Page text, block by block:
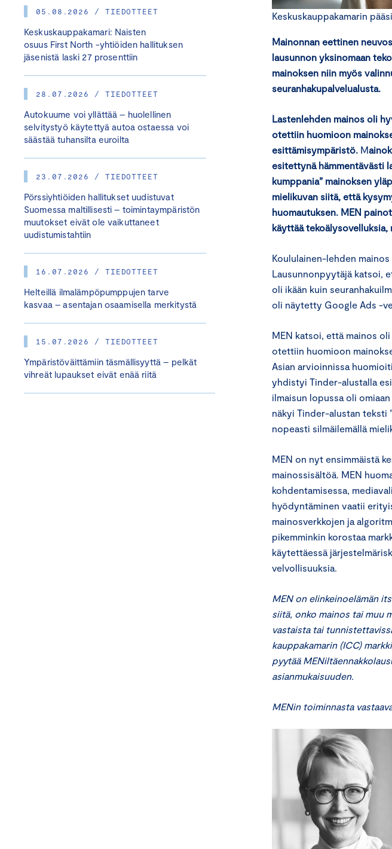
05.08.2026 / TIEDOTTEET
Keskuskauppakamari: Naisten
osuus First North -yhtiöiden hallituksen
jäsenistä laski 27 prosenttiin
28.07.2026 / TIEDOTTEET
Autokuume voi yllättää – huolellinen
selvitystyö käytettyä autoa ostaessa voi
säästää tuhansilta euroilta
23.07.2026 / TIEDOTTEET
Pörssiyhtiöiden hallitukset uudistuvat
Suomessa maltillisesti – toimintaympäristön
muutokset eivät ole vaikuttaneet
uudistumistahtiin
16.07.2026 / TIEDOTTEET
Helteillä ilmalämpöpumppujen tarve
kasvaa – asentajan osaamisella merkitystä
15.07.2026 / TIEDOTTEET
Ympäristöväittämiin täsmällisyyttä – pelkät
vihreät lupaukset eivät enää riitä
Keskuskauppakamarin
Mainonnan eettinen
lausunnon yksinomaan
mainoksen niin myös
seuranhakupalvelualusta.
Lastenlehden mainos oli
otettiin huomioon
esittämisympäristö. M
esitettynä hämmentävästi
kumppania” mainoksen
mielikuvan siitä, että
huomautuksen. MEN
käyttäätekoälysovelluksia,
Koululainen-lehden
Lausunnonpyytäjä katsoi,
oli ikään kuin
oli näytetty Google Ads -
MEN katsoi, että mainos
otettiin huomioon
Asian arvioinnissa
yhdistyi Tinder-alustalla
ilmaisun lopussa oli
näkyi Tinder-alustan teksti
nopeasti silmäilemällä
MEN on nyt ensimmäistä
mainossisältöä. MEN
kohdentamisessa,
hyödyntäminen vaatii
mainosverkkojen ja
pikemminkin korostaa
käytettäessä
velvollisuuksia.
MEN on elinkeinoelämän
siitä, onko mainos tai muu
vastaista tai
kauppakamarin(ICC)
pyytää MENiltä
asianmukaisuuden.
MENintoiminnasta